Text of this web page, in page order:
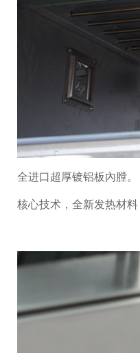
全进口超厚镀铝板內膛。
核心技术，全新发热材